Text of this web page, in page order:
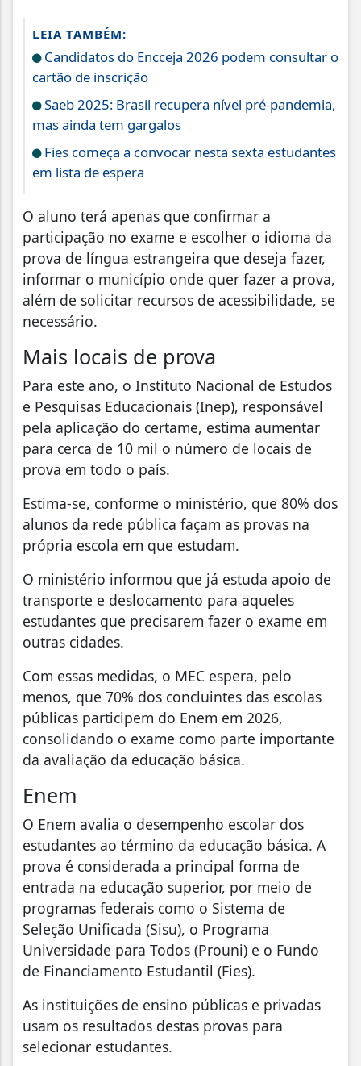
LEIA TAMBÉM:
Candidatos do Encceja 2026 podem consultar o
cartão de inscrição
Saeb 2025: Brasil recupera nível pré-pandemia,
mas ainda tem gargalos
Fies começa a convocar nesta sexta estudantes
em lista de espera
O aluno terá apenas que confirmar a
participação no exame e escolher o idioma da
prova de língua estrangeira que deseja fazer,
informar o município onde quer fazer a prova,
além de solicitar recursos de acessibilidade, se
necessário.
Mais locais de prova
Para este ano, o Instituto Nacional de Estudos
e Pesquisas Educacionais (Inep), responsável
pela aplicação do certame, estima aumentar
para cerca de 10 mil o número de locais de
prova em todo o país.
Estima-se, conforme o ministério, que 80% dos
alunos da rede pública façam as provas na
própria escola em que estudam.
O ministério informou que já estuda apoio de
transporte e deslocamento para aqueles
estudantes que precisarem fazer o exame em
outras cidades.
Com essas medidas, o MEC espera, pelo
menos, que 70% dos concluintes das escolas
públicas participem do Enem em 2026,
consolidando o exame como parte importante
da avaliação da educação básica.
Enem
O Enem avalia o desempenho escolar dos
estudantes ao término da educação básica. A
prova é considerada a principal forma de
entrada na educação superior, por meio de
programas federais como o Sistema de
Seleção Unificada (Sisu), o Programa
Universidade para Todos (Prouni) e o Fundo
de Financiamento Estudantil (Fies).
As instituições de ensino públicas e privadas
usam os resultados destas provas para
selecionar estudantes.